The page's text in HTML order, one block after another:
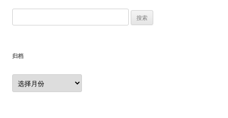
索：
归档
归
档